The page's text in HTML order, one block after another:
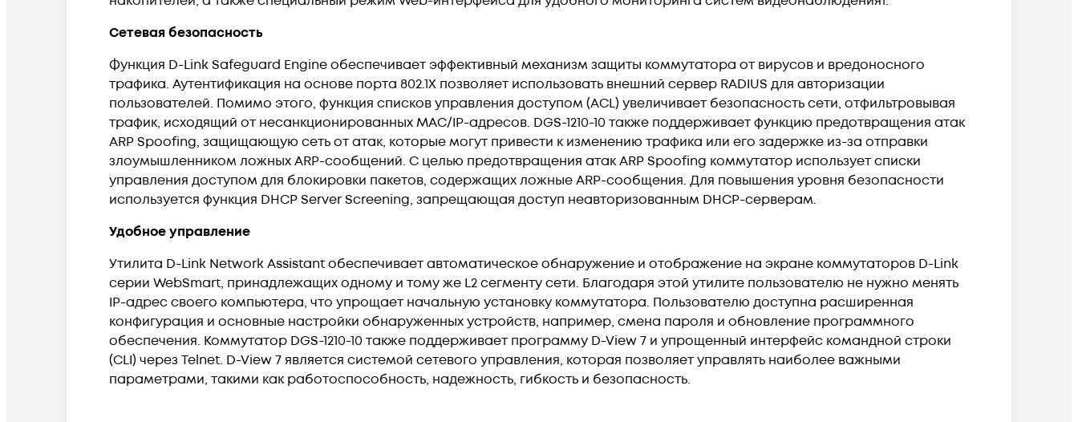
Сетевая безопасность
Функция D-Link Safeguard Engine обеспечивает эффективный механизм защиты коммутатора от вирусов и вредоносного
трафика. Аутентификация на основе порта 802.1X позволяет использовать внешний сервер RADIUS для авторизации
пользователей. Помимо этого, функция списков управления доступом (ACL) увеличивает безопасность сети, отфильтровывая
трафик, исходящий от несанкционированных MAC/IP-адресов. DGS-1210-10 также поддерживает функцию предотвращения атак
ARP Spoofing, защищающую сеть от атак, которые могут привести к изменению трафика или его задержке из-за отправки
злоумышленником ложных ARP-сообщений. С целью предотвращения атак ARP Spoofing коммутатор использует списки
управления доступом для блокировки пакетов, содержащих ложные ARP-сообщения. Для повышения уровня безопасности
используется функция DHCP Server Screening, запрещающая доступ неавторизованным DHCP-серверам.
Удобное управление
Утилита D-Link Network Assistant обеспечивает автоматическое обнаружение и отображение на экране коммутаторов D-Link
серии WebSmart, принадлежащих одному и тому же L2 сегменту сети. Благодаря этой утилите пользователю не нужно менять
IP-адрес своего компьютера, что упрощает начальную установку коммутатора. Пользователю доступна расширенная
конфигурация и основные настройки обнаруженных устройств, например, смена пароля и обновление программного
обеспечения. Коммутатор DGS-1210-10 также поддерживает программу D-View 7 и упрощенный интерфейс командной строки
(CLI) через Telnet. D-View 7 является системой сетевого управления, которая позволяет управлять наиболее важными
параметрами, такими как работоспособность, надежность, гибкость и безопасность.